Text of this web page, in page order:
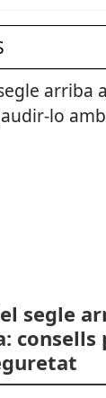
segle
consells